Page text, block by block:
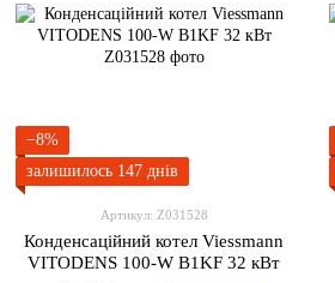
−8%
залишилось 147 днів
Артикул: Z031528
Конденсаційний котел Viessmann
VITODENS 100-W B1KF 32 кВт